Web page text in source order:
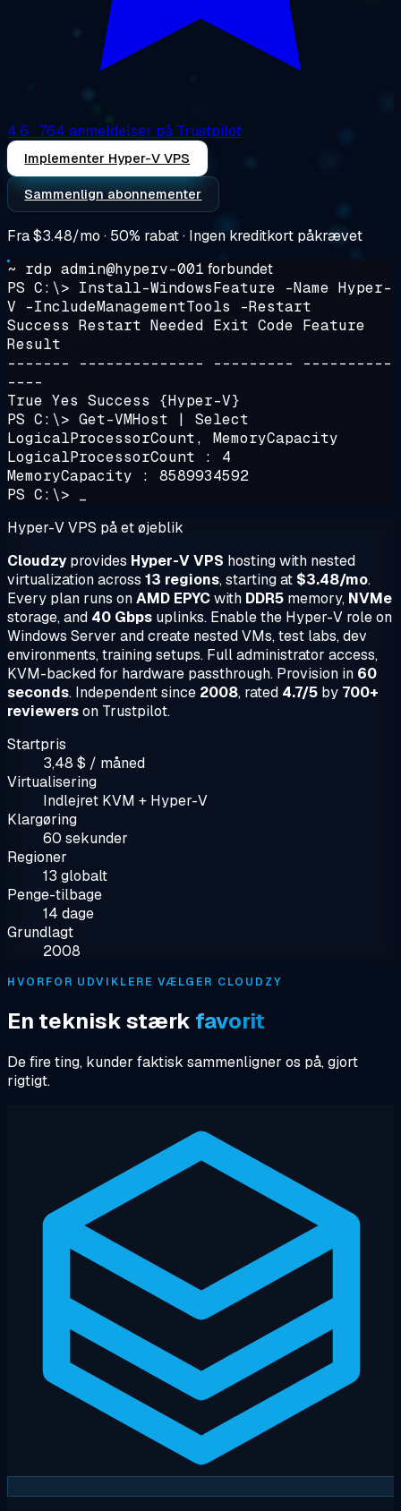
4.6 · 764 anmeldelser på Trustpilot
Implementer Hyper-V VPS
Sammenlign abonnementer
Fra$3.48/mo · 50% rabat · Ingen kreditkort påkrævet
~ rdp admin@hyperv-001 forbundet
PS C:\> Install-WindowsFeature -Name Hyper-
V -IncludeManagementTools -Restart
Success Restart Needed Exit Code Feature
Result
------- -------------- --------- ----------
----
True Yes Success {Hyper-V}
PS C:\> Get-VMHost | Select
LogicalProcessorCount, MemoryCapacity
LogicalProcessorCount : 4
MemoryCapacity : 8589934592
PS C:\> _
Hyper-V VPS på et øjeblik
Cloudzyprovides Hyper-V VPS hosting with nested
virtualization across 13 regions, starting at $3.48/mo.
Every plan runs onAMD EPYCwith DDR5 memory, NVMe
storage, and 40 Gbps uplinks. Enable the Hyper-V role on
Windows Server and create nested VMs, test labs, dev
environments, training setups. Full administrator access,
KVM-backed for hardware passthrough. Provision in 60
seconds. Independent since 2008, rated 4.7/5 by 700+
reviewerson Trustpilot.
Startpris
3,48 $ / måned
Virtualisering
Indlejret KVM + Hyper-V
Klargøring
60 sekunder
Regioner
13 globalt
Penge-tilbage
14 dage
Grundlagt
2008
HVORFOR UDVIKLERE VÆLGER CLOUDZY
En teknisk stærk favorit
De fire ting, kunder faktisk sammenligner os på, gjort
rigtigt.